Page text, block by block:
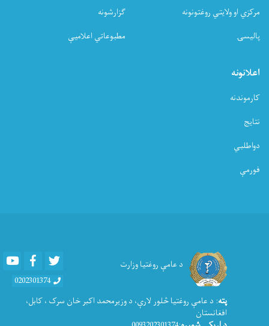
مرکزي او ولایتي روغتونونه
پالیسۍ
ګزارشونه
مطبوعاتي اعلامیې
اعلانونه
کارموندنه
نتایج
دواطلبي
فورمې
د عامې روغتیا وزارت Youtube Facebook
0202301374
پته: د عامې روغتيا څلور لارې، د وزیرمحمد اکبر خان سرک ، کابل،
افغانستان